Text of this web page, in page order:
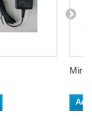
Mire